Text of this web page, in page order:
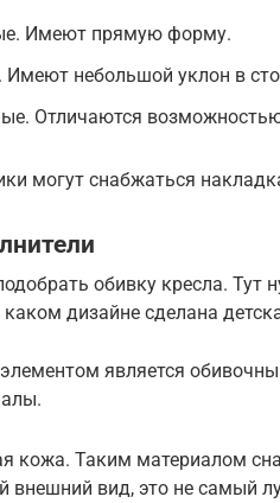
Имеют прямую форму.
небольшой уклон в
Отличаются
могут снабжаться
обивку кресла. Тут
дизайне сделана
является
кожа. Таким материалом
внешний вид, это не самый